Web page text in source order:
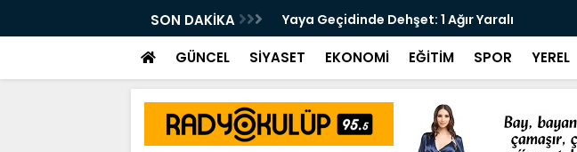
SON DAKİKA
Da CHP'nin Bayrağını
Yaya Geçidinde Dehşet: 1 Ağır Yaralı
GÜNCEL SİYASET EKONOMİ EĞİTİM SPOR YEREL